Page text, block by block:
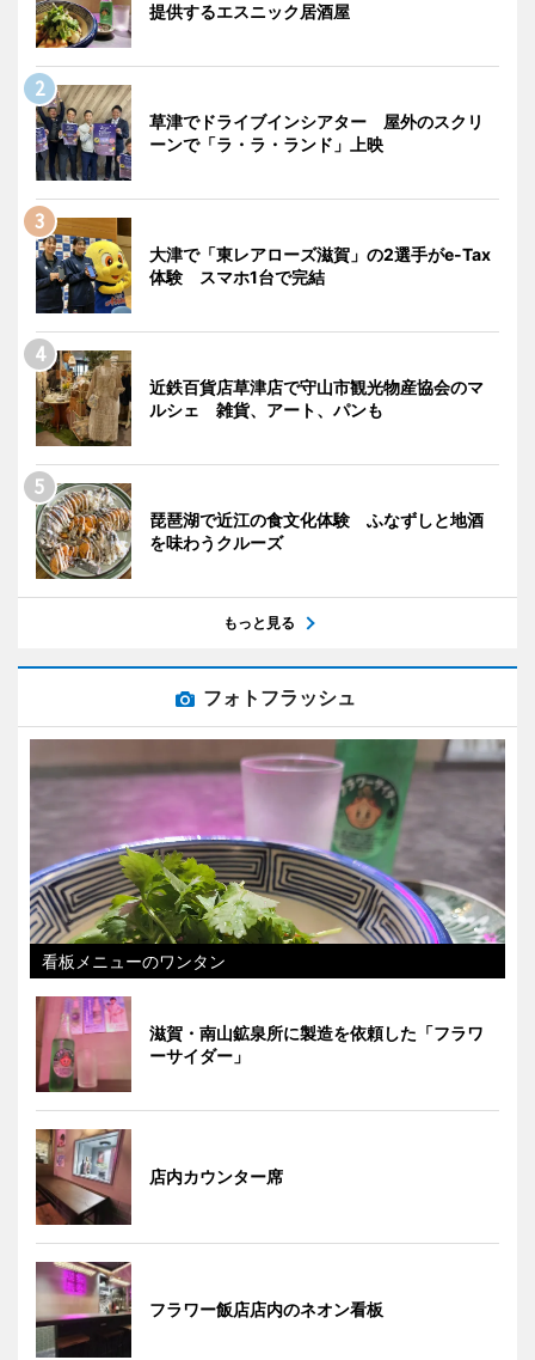
提供するエスニック居酒屋
草津でドライブインシアター 屋外のスクリ
ーンで「ラ・ラ・ランド」上映
大津で「東レアローズ滋賀」の2選手がe-Tax
体験 スマホ1台で完結
近鉄百貨店草津店で守山市観光物産協会のマ
ルシェ 雑貨、アート、パンも
琵琶湖で近江の食文化体験 ふなずしと地酒
を味わうクルーズ
もっと見る
フォトフラッシュ
看板メニューのワンタン
滋賀・南山鉱泉所に製造を依頼した「フラワ
ーサイダー」
店内カウンター席
フラワー飯店店内のネオン看板